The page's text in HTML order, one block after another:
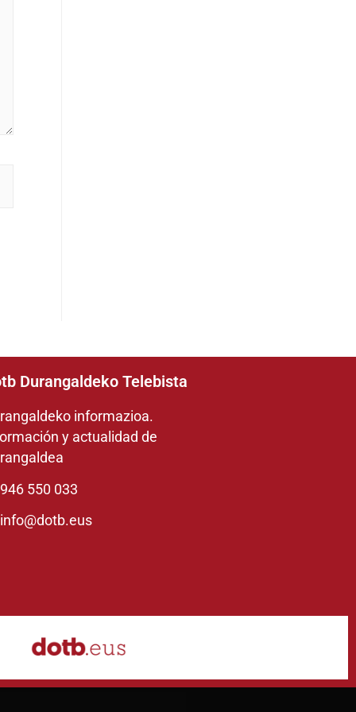
Durangaldeko Telebista
informazioa.
y actualidad de
550 033